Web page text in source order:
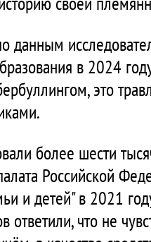
данным
в 2024
это
более шести
Российской
и детей" в 2021
ответили, что не